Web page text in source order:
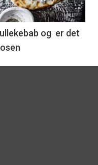
og er det